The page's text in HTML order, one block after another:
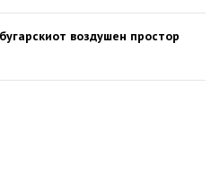
воздушен простор